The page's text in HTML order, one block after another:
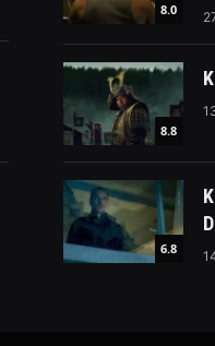
8.0
8.8
6.8